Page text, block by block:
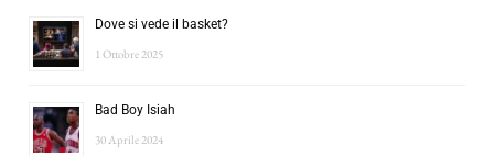
Dove si vede il basket?
1 Ottobre 2025
Bad Boy Isiah
30 Aprile 2024